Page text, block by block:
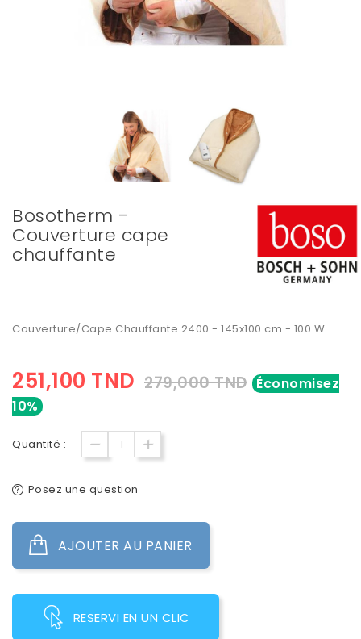
Bosotherm -
Couverture cape
chauffante
Couverture/Cape Chauffante 2400 - 145x100 cm - 100 W
251,100 TND 279,000 TND Économisez
10%
Quantité :
Posez une question
AJOUTER AU PANIER
RESERVI EN UN CLIC